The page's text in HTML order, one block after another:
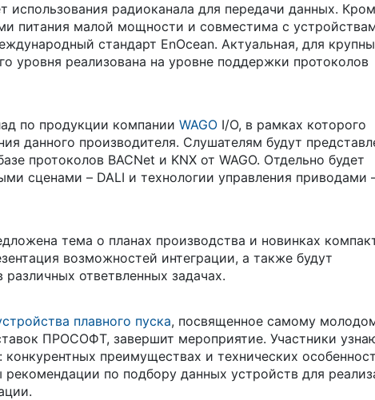
радиоканала для передачи данных.
питания малой мощности и совместима с
стандарт EnOcean. Актуальная, для
уровня реализована на уровне поддержки протоколов
по продукции компании WAGO I/O, в рамках которого
данного производителя. Слушателям будут
протоколов BACNet и KNX от WAGO. Отдельно будет
сценами – DALI и технологии управления приводами
тема о планах производства и новинках
возможностей интеграции, а также будут
ответвленных задачах.
плавного пуска, посвященное самому
ПРОСОФТ, завершит мероприятие. Участники
: конкурентных преимуществах и технических
по подбору данных устройств для